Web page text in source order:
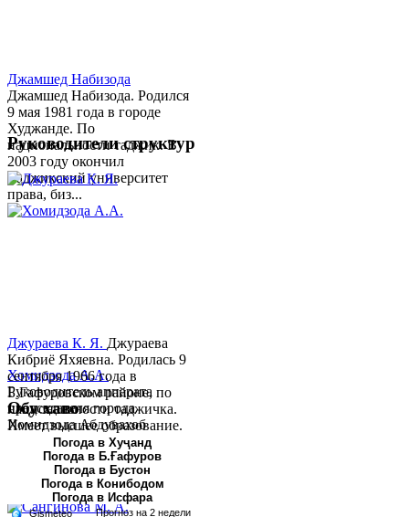
Джамшед Набизода
Джамшед Набизода. Родился
9 мая 1981 года в городе
Худжанде. По
национальности таджик. В
2003 году окончил
Таджикский университет
права, биз...
Хомидзода А.А.
Руководитель аппарата
председателя города
Хомидзода Абдувахоб
Абдумаджид родился 8
июня 1978 года в городе
Худжанде. По
национальности...
Руководители структур
Джураева К. Я. Джураева
Кибриё Яхяевна. Родилась 9
сентября 1966 года в
Б.Гафуровском районе, по
национальности таджичка.
Имеет высшее образование.
В 1997 ...
Обу хаво
Погода в Хуҷанд
Погода в Б.Ғафуров
Погода в Бустон
Погода в Конибодом
Погода в Исфара